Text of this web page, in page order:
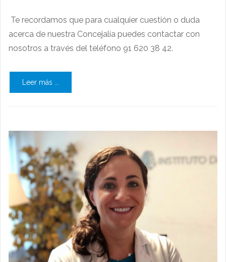
Te recordamos que para cualquier cuestión o duda
acerca de nuestra Concejalía puedes contactar con
nosotros a través del teléfono 91 620 38 42.
Leer más ...